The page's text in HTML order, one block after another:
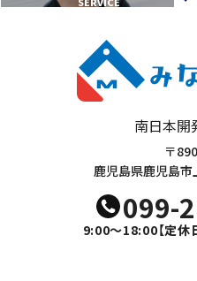
南日本開
〒
鹿児島県鹿児島市
099-
9:00～18:00【定